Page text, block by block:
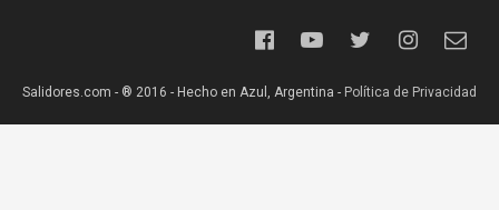
Salidores.com - ® 2016 - Hecho en Azul, Argentina - Política de Privacidad